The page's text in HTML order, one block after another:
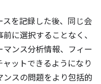
スを記録した後、同じ会
に選択することなく、
マンス分析情報、フィー
ットできるようになり
ンスの問題をより包括的